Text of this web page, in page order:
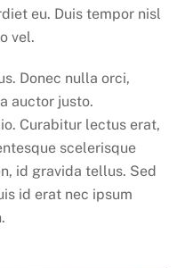
eu. Duis tempor nisl
vel.
Donec nulla orci,
auctor justo.
Curabitur lectus erat,
scelerisque
id gravida tellus. Sed
id erat nec ipsum